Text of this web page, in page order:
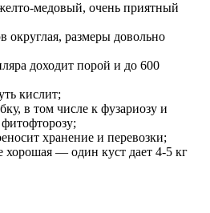
медовый, очень приятный
округлая, размеры довольно
доходит порой и до 600
кислит;
в том числе к фузариозу и
хранение и перевозки;
хорошая — один куст дает 4-5 кг